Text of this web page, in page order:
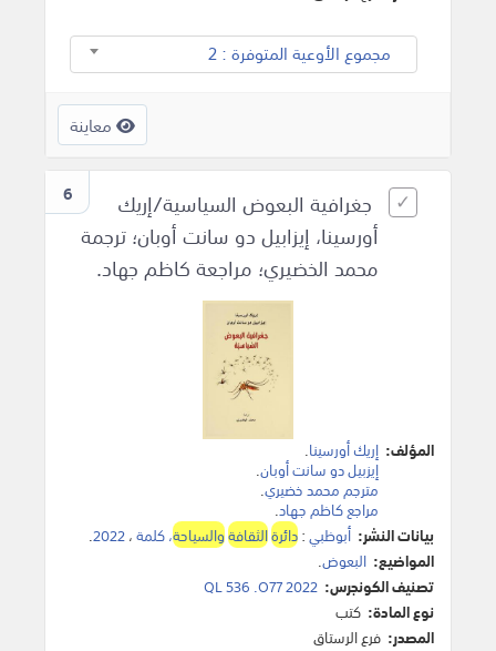
مجموع الأوعية المتوفرة : 2
معاينة
6
جغرافية البعوض السياسية/إريك
أورسينا، إيزابيل دو سانت أوبان؛ ترجمة
محمد الخضيري؛ مراجعة كاظم جهاد.
المؤلف: إريك أورسينا.
إيزبيل دو سانت أوبان.
مترجم محمد خضيري.
مراجع كاظم جهاد.
بيانات النشر: أبوظبي:دائرةالثقافةوالسياحة، كلمة،2022
.
المواضيع: البعوض.
تصنيف الكونجرس: QL 536 .O77 2022
نوع المادة: كتب
المصدر: فرع الرستاق